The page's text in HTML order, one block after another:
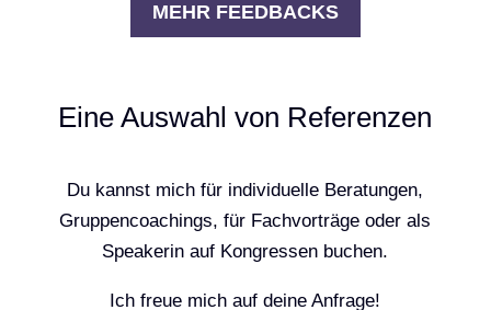
MEHR FEEDBACKS
Eine Auswahl von Referenzen
Du kannst mich für individuelle Beratungen,
Gruppencoachings, für Fachvorträge oder als
Speakerin auf Kongressen buchen.
Ich freue mich auf deine Anfrage!